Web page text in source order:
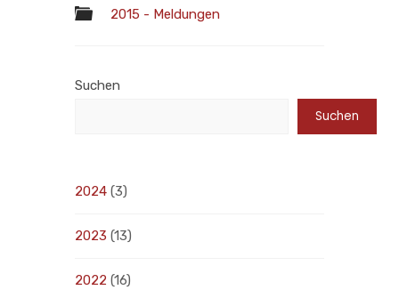
2015 - Meldungen
Suchen
Suchen
2024 (3)
2023 (13)
2022 (16)